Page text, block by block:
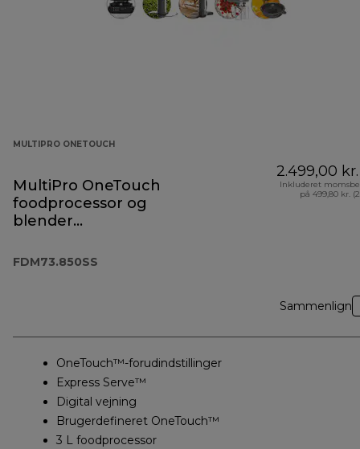
MULTIPRO ONETOUCH
MultiPro OneTouch
foodprocessor og
blender
FDM73.850SS
2.499,00 kr.
Inkluderet
på 499,80 kr.
Sammenlign
OneTouch™-forudindstillinger
Express Serve™
Digital vejning
Brugerdefineret OneTouch™
3 L foodprocessor